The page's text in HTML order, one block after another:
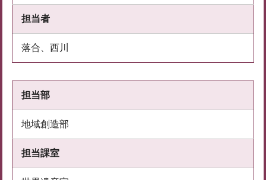
担当者
落合、西川
担当部
地域創造部
担当課室